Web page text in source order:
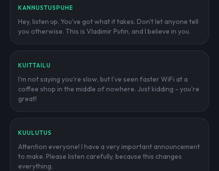
KANNUSTUSPUHE
Hey, listen up. You've got what it takes. Don't let anyone tell
you otherwise. This is Vladimir Putin, and I believe in you.
KUITTAILU
I'm not saying you're slow, but I've seen faster WiFi at a
coffee shop in the middle of nowhere. Just kidding - you're
great!
KUULUTUS
Attention everyone! I have a very important announcement
to make. Please listen carefully, because this changes
everything.